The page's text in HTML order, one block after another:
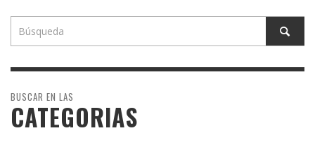
BUSCAR EN LAS
CATEGORIAS